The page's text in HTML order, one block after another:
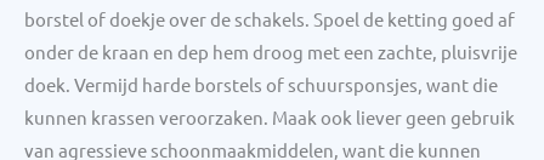
borstel of doekje over de schakels. Spoel de ketting goed af
onder de kraan en dep hem droog met een zachte, pluisvrije
doek. Vermijd harde borstels of schuursponsjes, want die
kunnen krassen veroorzaken. Maak ook liever geen gebruik
van agressieve schoonmaakmiddelen, want die kunnen